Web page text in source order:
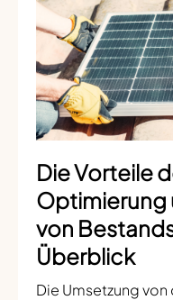
Die Vorteile
Optimierung
von
Überblick
Die Umsetzung